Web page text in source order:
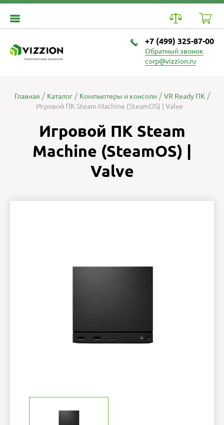
Комплексные решения
+7 (499) 325-87-00
Обратный звонок
corp@vizzion.ru
Главная Каталог Компьютеры и консоли
VR Ready ПК
Игровой ПК Steam Machine (SteamOS) | Valve
Игровой ПК Steam
Machine (SteamOS) |
Valve